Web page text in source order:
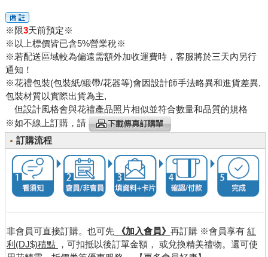
※限3天前預定※
※以上標價皆已含5%營業稅※
※若配送區域較為偏遠需額外加收運費時，客服將於三天內另行
通知！
※花禮包裝(包裝紙/緞帶/花器等)會因設計師手法略異和進貨差異,
包裝材質以實際出貨為主,
但設計風格會與花禮產品照片相似並符合數量和品質的規格
※如不線上訂購，請
訂購流程
非會員可直接訂購。也可先 《加入會員》 再訂購 ※會員享有 紅
利(DJ$)積點 ，可扣抵以後訂單金額， 或兌換精美禮物。還可使